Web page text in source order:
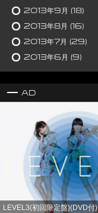
2013年9月 (18)
2013年8月 (16)
2013年7月 (29)
2013年6月 (9)
Ad
LEVEL3(初回限定盤)(DVD付)